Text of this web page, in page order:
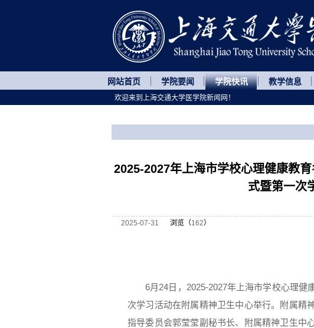
网站首页 学院要闻 学院快讯 教学信息
2025-2027年上海市学校心理健康教
式暨第一次
2025-07-31 浏览（162）
6月24日，2025-2027年上海市学校心理
次学习活动在附属精神卫生中心举行。附属精
指导委员会郭莹莹副秘书长、附属精神卫生中
欢迎来到上海交通大学医学院新闻网！